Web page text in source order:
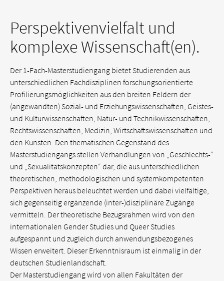
Perspektivenvielfalt und
komplexe Wissenschaft(en).
Der 1-Fach-Masterstudiengang bietet Studierenden aus
unterschiedlichen Fachdisziplinen forschungsorientierte
Profilierungsmöglichkeiten aus den breiten Feldern der
(angewandten) Sozial- und Erziehungswissenschaften, Geistes-
und Kulturwissenschaften, Natur- und Technikwissenschaften,
Rechtswissenschaften, Medizin, Wirtschaftswissenschaften und
den Künsten. Den thematischen Gegenstand des
Masterstudiengangs stellen Verhandlungen von „Geschlechts-“
und „Sexualitätskonzepten“ dar, die aus unterschiedlichen
theoretischen, methodologischen und systemkompetenten
Perspektiven heraus beleuchtet werden und dabei vielfältige,
sich gegenseitig ergänzende (inter-)disziplinäre Zugänge
vermitteln. Der theoretische Bezugsrahmen wird von den
internationalen Gender Studies und Queer Studies
aufgespannt und zugleich durch anwendungsbezogenes
Wissen erweitert. Dieser Erkenntnisraum ist einmalig in der
deutschen Studienlandschaft.
Der Masterstudiengang wird von allen Fakultäten der